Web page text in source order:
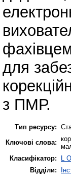
для
з ПМР.
Тип ресурсу:
Ключові слова:
Класифікатор:
L
Відділи: